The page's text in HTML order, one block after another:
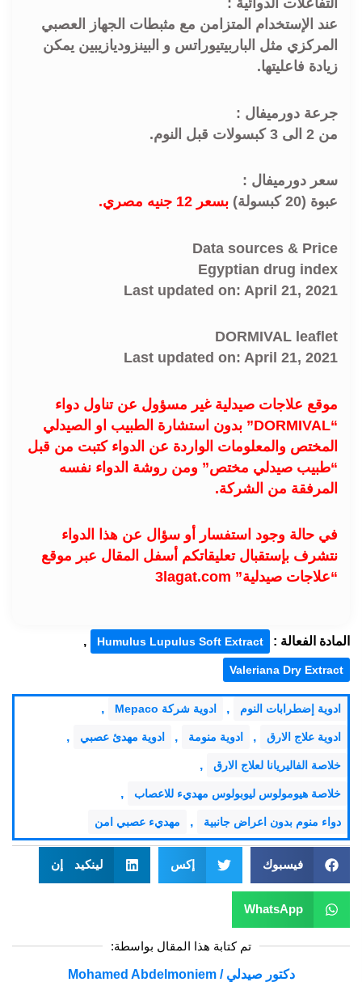
التفاعلات الدوائية :
عند الإستخدام المتزامن مع مثبطات الجهاز العصبي
المركزي مثل الباربيتيوراتس و البينزوديازيبين يمكن
زيادة فاعليتها.
جرعة دورميفال :
من 2 الى 3 كبسولات قبل النوم.
سعر دورميفال :
عبوة (20 كبسولة)
بسعر 12 جنيه مصري.
Data sources & Price
Egyptian drug index
Last updated on: April 21, 2021
DORMIVAL leaflet
Last updated on: April 21, 2021
موقع علاجات صيدلية غير مسؤول عن تناول دواء
“DORMIVAL” بدون استشارة الطبيب او الصيدلي
المختص والمعلومات الواردة عن الدواء كتبت من قبل
“طبيب صيدلي مختص” ومن روشة الدواء نفسه
المرفقة من الشركة.
في حالة وجود استفسار أو سؤال عن هذا الدواء
نتشرف بإستقبال تعليقاتكم أسفل المقال عبر موقع
“علاجات صيدلية” 3lagat.com
المادة الفعالة : Humulus Lupulus Soft Extract
,
Valeriana Dry Extract
ادوية إضطرابات النوم , ادوية شركة Mepaco ,
ادوية علاج الارق , ادوية منومة , ادوية مهدئ عصبي ,
خلاصة الفاليريانا لعلاج الارق ,
خلاصة هيومولوس ليوبولوس مهديء للاعصاب ,
دواء منوم بدون اعراض جانبية , مهديء عصبي امن
فيسبوك إكس لينكيد إن
WhatsApp
تم كتابة هذا المقال بواسطة:
دكتور صيدلي / Mohamed Abdelmoniem